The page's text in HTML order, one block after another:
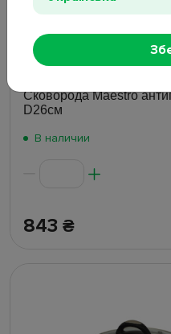
Сковорода Maestro
D26см
В наличии
843 ₴